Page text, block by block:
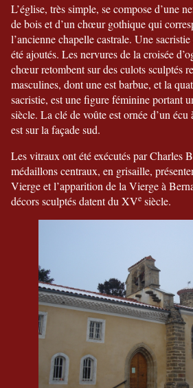
L’église, très simple, se compose d’une
de bois et d’un chœur gothique qui
l’ancienne chapelle castrale. Une
été ajoutés. Les nervures de la croisée
chœur retombent sur des culots sculptés
masculines, dont une est barbue, et la
sacristie, est une figure féminine portant
siècle. La clé de voûte est ornée d’un
est sur la façade sud.
Les vitraux ont été exécutés par Charles
médaillons centraux, en grisaille,
Vierge et l’apparition de la Vierge à
décors sculptés datent du XVe siècle.